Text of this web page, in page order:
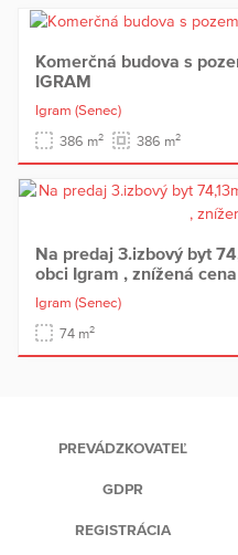
Komerčná budova s
IGRAM
Igram (Senec)
386 m2 386 m2
Na predaj 3.izbový byt
obci Igram , znížená
Igram (Senec)
74 m2
PREVÁDZKOVATEĽ
GDPR
REGISTRÁCIA